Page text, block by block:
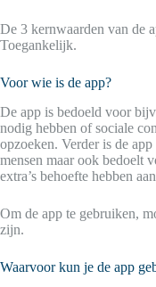
De 3 kernwaarden van de
Toegankelijk.
Voor wie is de app?
De app is bedoeld voor
nodig hebben of sociale
opzoeken. Verder is de
mensen maar ook bedoelt
extra’s behoefte hebben
Om de app te gebruiken,
zijn.
Waarvoor kun je de app